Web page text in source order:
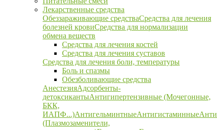
Лекарственные средства
Обеззараживающие средстваСредства для лечения
болезней кровиСредства для нормализации
обмена веществ
Средства для лечения костей
Средства для лечения суставов
Средства для лечения боли, температуры
Боль и спазмы
Обезболивающие средства
АнестезияАдсорбенты-
детоксикантыАнтигипертензивные (Мочегонные,
БКК,
ИАПФ...)АнтигельминтныеАнтигистаминные
(Плазмозаменители,